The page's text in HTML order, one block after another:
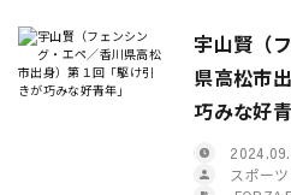
宇山賢（
県高松市
巧みな好青
スポー